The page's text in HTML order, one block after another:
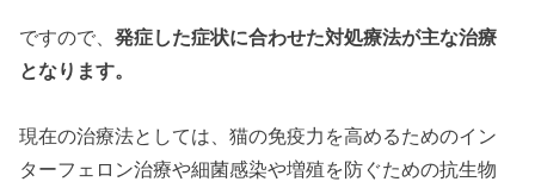
ですので、発症した症状に合わせた対処療法が主な治療
となります。
現在の治療法としては、猫の免疫力を高めるためのイン
ターフェロン治療や細菌感染や増殖を防ぐための抗生物